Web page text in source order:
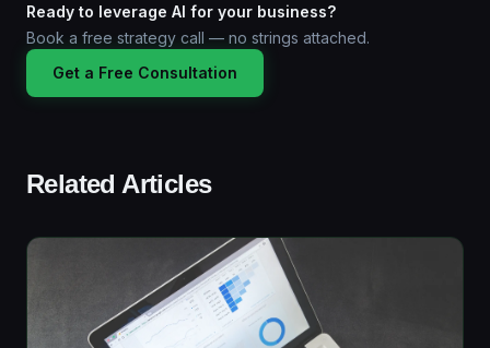
Ready to leverage AI for your business?
Book a free strategy call — no strings attached.
Get a Free Consultation
Related Articles